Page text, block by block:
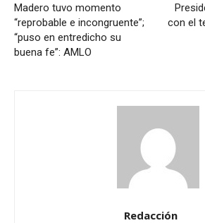
Madero tuvo momento
“reprobable e incongruente”;
“puso en entredicho su
buena fe”: AMLO
con el
Redacción